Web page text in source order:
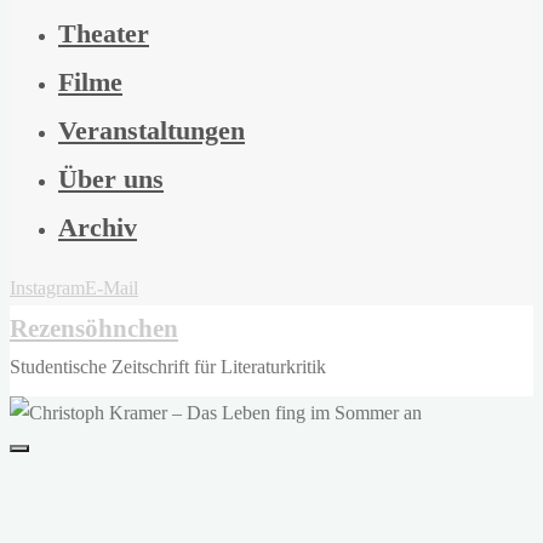
Theater
Filme
Veranstaltungen
Über uns
Archiv
InstagramE-Mail
Rezensöhnchen
Studentische Zeitschrift für Literaturkritik